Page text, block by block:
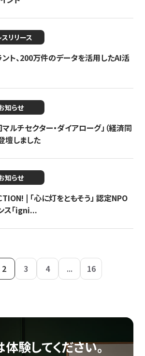
スリリース
ト、200万件のデータを活用したAI活
知らせ
ルチセクター・ダイアローグ」（経済同
壇しました
知らせ
| 「心に灯をともそう」 認定NPO
ス「igni...
2 3 4 ... 16
体験してください。